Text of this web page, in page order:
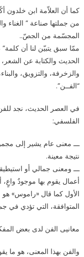
كما أن العلاّمة ابن خلدون
من جملتها صناعة ” الغناء
المجسّمة من الجصّ..
ممّا سبق يتبيّن لنا أن
الحديث والكتابة عن
والزخرفة، والتزويق،
“الفــن”.
في العصر الحديث، نجد
الفلسفي:
ـــ معنى عام يشير إلى
نتيجة معينة.
ـــ ومعنى جمالي أو
أعمال يقوم بها موجودٌ
الأول كما قال «راموس» هو
المتوافقة، التي تؤدي في
معانيى الفن لدى بعض
والفن بهذا المعنى، هو